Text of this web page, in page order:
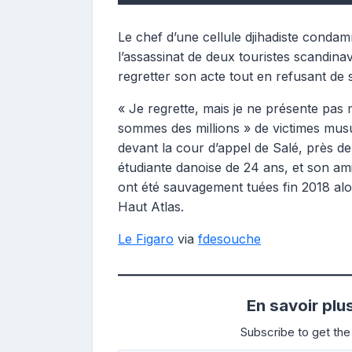
Le chef d’une cellule djihadiste
l’assassinat de deux touristes
regretter son acte tout en refusant de
« Je regrette, mais je ne présente pas
sommes des millions » de victimes
devant la cour d’appel de Salé, près
étudiante danoise de 24 ans, et son
ont été sauvagement tuées fin 2018
Haut Atlas.
Le Figaro via fdesouche
En savoir
Subscribe to get
Saisissez votre adresse e-mail…